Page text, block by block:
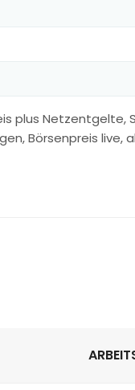
plus Netzentgelte,
Börsenpreis live,